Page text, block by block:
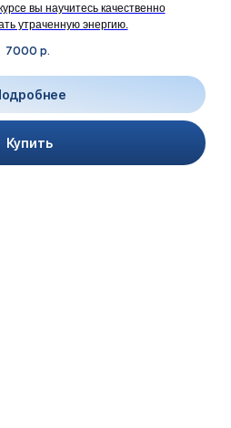
вы научитесь качественно
утраченную энергию.
7000 р.
Купить